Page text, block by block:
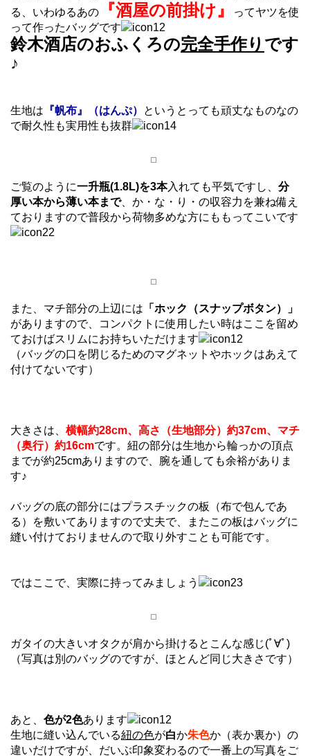
る、いわゆるあの
『酒屋の前掛け』
ってヤツを使
って作ったバッグです
鈴木酒店のおふくろの完全手作り です
♪
生地は 『帆布』（はんぷ）
というとっても頑丈なものなの
で耐久性も実用性も抜群
ご覧のように一升瓶(1.8L)を3本入れても平気ですし、 分
厚い本から薄い本まで、か・な・り・の収容力を兼ね備え
ておりますので普段から荷物多めな方にももってこいです
また、マチ部分の上辺には 「ホック（スナップボタン）」
がありますので、コンパクトに使用したい時はここを留め
ておけばスリムにお持ちいただけます
（バッグの口を閉じるためのマグネットやホックはあえて
付けてないです）
大きさは、 横幅約28cm、高さ（生地部分）約37cm、マチ
（奥行）約16cmです。紐の部分は生地から輪っかの頂点
までが約25cmありますので、腕を通しても余裕がありま
す♪
バッグの底の部分にはプラスチックの板（布で包んであ
る）を敷いてありますので丈夫で、またこの板はバッグに
縫い付けておりませんので取り外すことも可能です。
ではここで、実際に持ってみましょう
ガタイの大きいオタクが肩から掛けるとこんな感じ(ﾟ∀ﾟ)
（写真は別のバッグのですが、ほとんど同じ大きさです）
あと、 色が2色あります
生地に縫い込んでいる紐の色が白か朱色か（表か裏か）の
違いだけですが、だいぶ印象変わるので一番上の写真をご